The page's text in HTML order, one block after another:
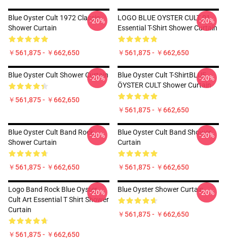
Blue Oyster Cult 1972 Classic
Shower Curtain
￥561,875 - ￥662,650
-20%
LOGO BLUE OYSTER CULT 01
Essential T-Shirt Shower Curtain
￥561,875 - ￥662,650
-20%
Blue Oyster Cult Shower Curtain
￥561,875 - ￥662,650
-20%
Blue Oyster Cult T-ShirtBLUE
ÖYSTER CULT Shower Curtain
￥561,875 - ￥662,650
-20%
Blue Oyster Cult Band Rock
Shower Curtain
￥561,875 - ￥662,650
-20%
Blue Oyster Cult Band Shower
Curtain
￥561,875 - ￥662,650
-20%
Logo Band Rock Blue Oyster
Cult Art Essential T Shirt Shower
Curtain
￥561,875 - ￥662,650
-20% Blue Oyster Shower Curtain
￥561,875 - ￥662,650
-20%